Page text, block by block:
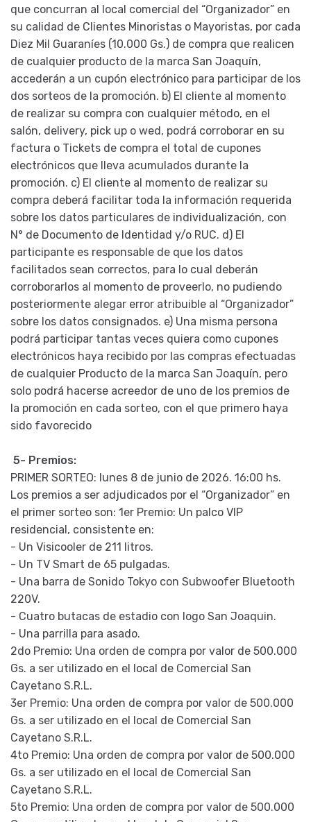
que concurran al local comercial del “Organizador” en
su calidad de Clientes Minoristas o Mayoristas, por cada
Diez Mil Guaraníes (10.000 Gs.) de compra que realicen
de cualquier producto de la marca San Joaquín,
accederán a un cupón electrónico para participar de los
dos sorteos de la promoción. b) El cliente al momento
de realizar su compra con cualquier método, en el
salón, delivery, pick up o wed, podrá corroborar en su
factura o Tickets de compra el total de cupones
electrónicos que lleva acumulados durante la
promoción. c) El cliente al momento de realizar su
compra deberá facilitar toda la información requerida
sobre los datos particulares de individualización, con
N° de Documento de Identidad y/o RUC. d) El
participante es responsable de que los datos
facilitados sean correctos, para lo cual deberán
corroborarlos al momento de proveerlo, no pudiendo
posteriormente alegar error atribuible al “Organizador”
sobre los datos consignados. e) Una misma persona
podrá participar tantas veces quiera como cupones
electrónicos haya recibido por las compras efectuadas
de cualquier Producto de la marca San Joaquín, pero
solo podrá hacerse acreedor de uno de los premios de
la promoción en cada sorteo, con el que primero haya
sido favorecido
5- Premios:
PRIMER SORTEO: lunes 8 de junio de 2026. 16:00 hs.
Los premios a ser adjudicados por el “Organizador” en
el primer sorteo son: 1er Premio: Un palco VIP
residencial, consistente en:
- Un Visicooler de 211 litros.
- Un TV Smart de 65 pulgadas.
- Una barra de Sonido Tokyo con Subwoofer Bluetooth
220V.
- Cuatro butacas de estadio con logo San Joaquin.
- Una parrilla para asado.
2do Premio: Una orden de compra por valor de 500.000
Gs. a ser utilizado en el local de Comercial San
Cayetano S.R.L.
3er Premio: Una orden de compra por valor de 500.000
Gs. a ser utilizado en el local de Comercial San
Cayetano S.R.L.
4to Premio: Una orden de compra por valor de 500.000
Gs. a ser utilizado en el local de Comercial San
Cayetano S.R.L.
5to Premio: Una orden de compra por valor de 500.000